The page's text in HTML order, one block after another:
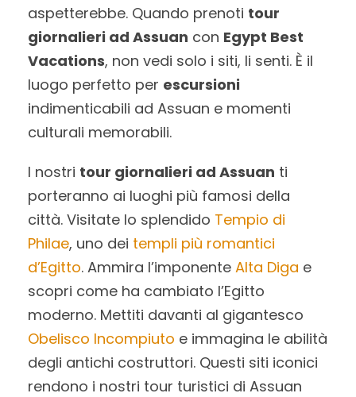
aspetterebbe. Quando prenoti tour
giornalieri ad Assuan con Egypt Best
Vacations, non vedi solo i siti, li senti. È il
luogo perfetto per escursioni
indimenticabili ad Assuan e momenti
culturali memorabili.
I nostri tour giornalieri ad Assuan ti
porteranno ai luoghi più famosi della
città. Visitate lo splendido Tempio di
Philae, uno dei templi più romantici
d’Egitto. Ammira l’imponente Alta Diga e
scopri come ha cambiato l’Egitto
moderno. Mettiti davanti al gigantesco
Obelisco Incompiuto e immagina le abilità
degli antichi costruttori. Questi siti iconici
rendono i nostri tour turistici di Assuan